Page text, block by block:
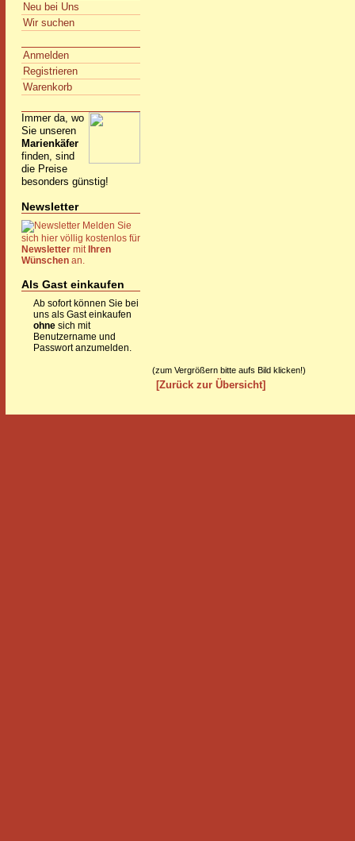
Neu bei Uns
Wir suchen
Anmelden
Registrieren
Warenkorb
Immer da, wo
Sie unseren
Marienkäfer
finden, sind
die Preise
besonders günstig!
Newsletter
Melden Sie
sich hier völlig kostenlos für
Newsletter mit Ihren
Wünschen an.
Als Gast einkaufen
Ab sofort können Sie bei
uns als Gast einkaufen
ohne sich mit
Benutzername und
Passwort anzumelden.
(zum Vergrößern bitte aufs Bild klicken!)
[Zurück zur Übersicht]